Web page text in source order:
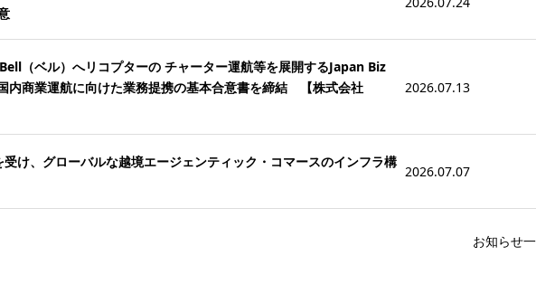
（ベル）へリコプターの チャーター運航等を展開するJapan Biz
内商業運航に向けた業務提携の基本合意書を締結 【株式会社
2026.07.13
け、グローバルな越境エージェンティック・コマースのインフラ構
2026.07.07
お知らせ